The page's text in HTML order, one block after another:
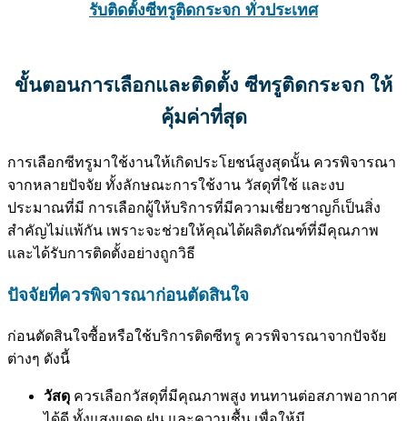
รับติดตั้งซีทรูติดกระจก ทั่วประเทศ
ขั้นตอนการเลือกและติดตั้ง ซีทรูติดกระจก ให้
คุ้มค่าที่สุด
การเลือกซีทรูมาใช้งานให้เกิดประโยชน์สูงสุดนั้น ควรพิจารณา
จากหลายปัจจัย ทั้งลักษณะการใช้งาน วัสดุที่ใช้ และงบ
ประมาณที่มี การเลือกผู้ให้บริการที่มีความเชี่ยวชาญก็เป็นสิ่ง
สำคัญไม่แพ้กัน เพราะจะช่วยให้คุณได้ผลิตภัณฑ์ที่มีคุณภาพ
และได้รับการติดตั้งอย่างถูกวิธี
ปัจจัยที่ควรพิจารณาก่อนตัดสินใจ
ก่อนตัดสินใจซื้อหรือใช้บริการติดซีทรู ควรพิจารณาจากปัจจัย
ต่างๆ ดังนี้
วัสดุ ควรเลือกวัสดุที่มีคุณภาพสูง ทนทานต่อสภาพอากาศ